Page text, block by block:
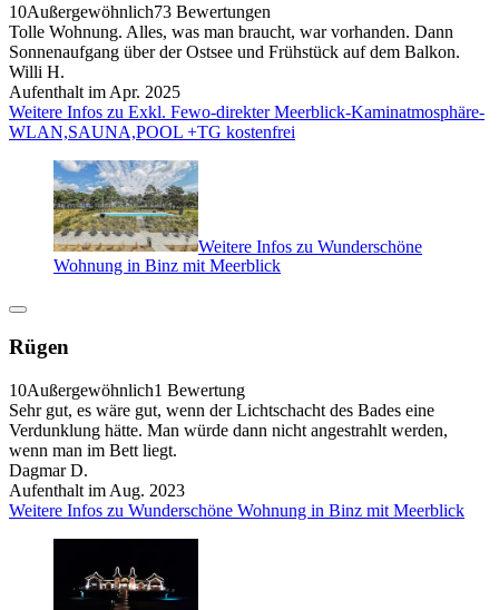
10Außergewöhnlich73 Bewertungen
Tolle Wohnung. Alles, was man braucht, war vorhanden. Dann
Sonnenaufgang über der Ostsee und Frühstück auf dem Balkon.
Willi H.
Aufenthalt im Apr. 2025
Weitere Infos zu Exkl. Fewo-direkter Meerblick-Kaminatmosphäre-
WLAN,SAUNA,POOL +TG kostenfrei
Weitere Infos zu Wunderschöne
Wohnung in Binz mit Meerblick
Rügen
10Außergewöhnlich1 Bewertung
Sehr gut, es wäre gut, wenn der Lichtschacht des Bades eine
Verdunklung hätte. Man würde dann nicht angestrahlt werden,
wenn man im Bett liegt.
Dagmar D.
Aufenthalt im Aug. 2023
Weitere Infos zu Wunderschöne Wohnung in Binz mit Meerblick